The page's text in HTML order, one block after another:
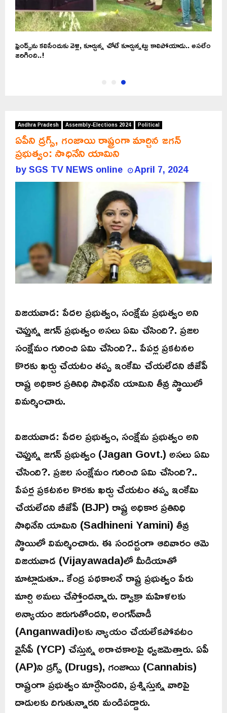
ఫ్రెండ్స్‌ను కలిసేందుకు వెళ్లి, కూర్చున్న చోటే కూర్చున్నట్టు కాలిపోయాడు.. అసలేం
జరిగింది..!
Andhra Pradesh Assembly-Elections 2024 Political
ఏపీని డ్రగ్స్, గంజాయి రాష్ట్రంగా మార్చిన జగన్
ప్రభుత్వం: సాధినేని యామిని
bySGS TV NEWS online April 7, 2024
విజయవాడ: పేదల ప్రభుత్వం, సంక్షేమ ప్రభుత్వం అని
చెప్తున్న జగన్ ప్రభుత్వం అసలు ఏమి చేసింది?. ప్రజల
సంక్షేమం గురించి ఏమి చేసింది?.. పేపర్ల ప్రకటనల
కొరకు ఖర్చు చేయటం తప్ప ఇంకేమి చేయలేదని బీజేపీ
రాష్ట్ర అధికార ప్రతినిధి సాధినేని యామిని తీవ్ర స్థాయిలో
విమర్శించారు.
విజయవాడ: పేదల ప్రభుత్వం, సంక్షేమ ప్రభుత్వం అని
చెప్తున్న జగన్ ప్రభుత్వం (Jagan Govt.) అసలు ఏమి
చేసింది?. ప్రజల సంక్షేమం గురించి ఏమి చేసింది?..
పేపర్ల ప్రకటనల కొరకు ఖర్చు చేయటం తప్ప ఇంకేమి
చేయలేదని బీజేపీ (BJP) రాష్ట్ర అధికార ప్రతినిధి
సాధినేని యామిని (Sadhineni Yamini) తీవ్ర
స్థాయిలో విమర్శించారు. ఈ సందర్బంగా ఆదివారం ఆమె
విజయవాడ (Vijayawada)లో మీడియాతో
మాట్లాడుతూ.. కేంద్ర పథకాలనే రాష్ట్ర ప్రభుత్వం పేరు
మార్చి అమలు చేస్తోందన్నారు. డ్వాక్రా మహిళలకు
అన్యాయం జరుగుతోందని, అంగన్‌వాడీ
(Anganwadi)లకు న్యాయం చేయలేకపోవటం
వైసీపీ (YCP) చేస్తున్న అరాచకాలపై ధ్వజమెత్తారు. ఏపీ
(AP)ని డ్రగ్స్ (Drugs), గంజాయి (Cannabis)
రాష్ట్రంగా ప్రభుత్వం మార్చేసిందని, ప్రశ్నిస్తున్న వారిపై
దాడులకు దిగుతున్నారని మండిపడ్డారు.